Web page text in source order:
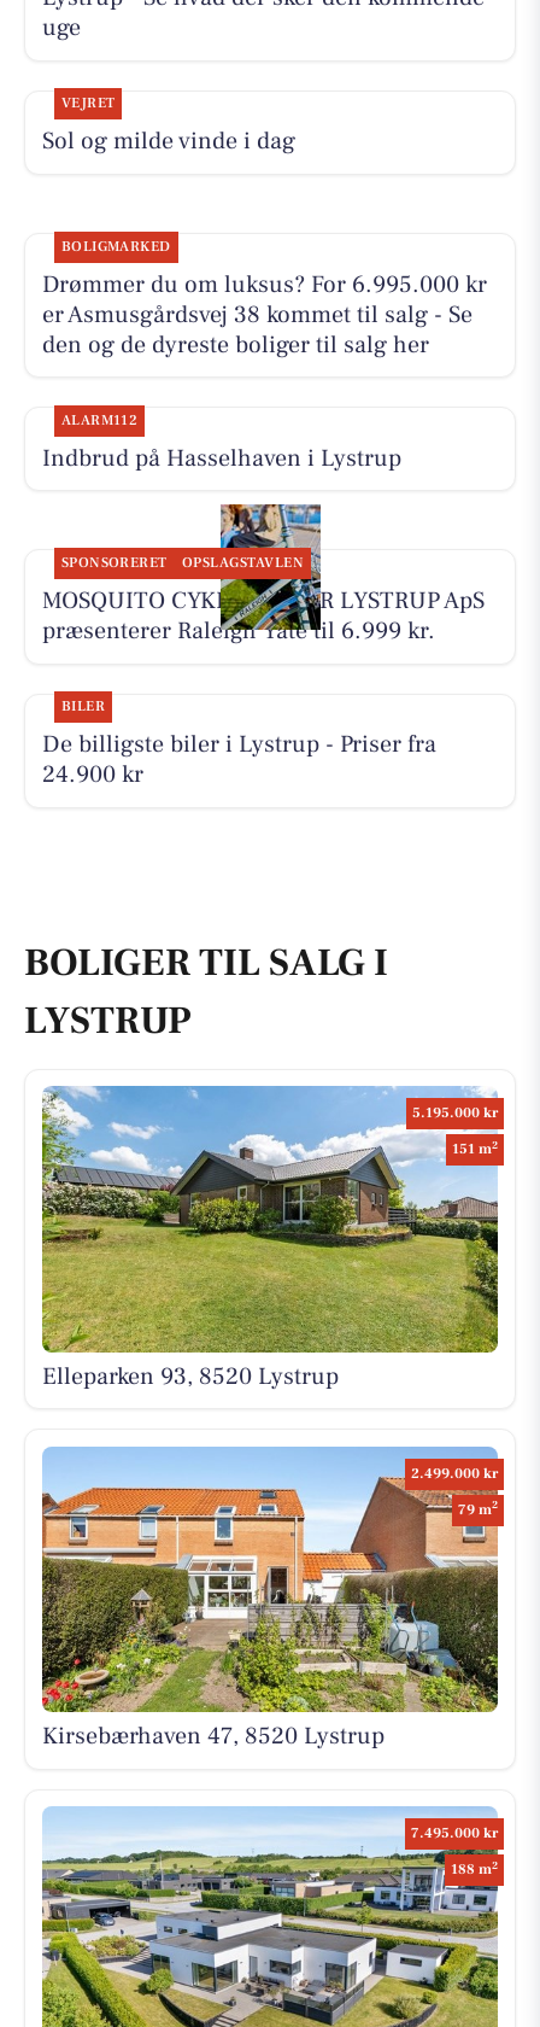
uge
VEJRET
Sol og milde vinde i dag
BOLIGMARKED
Drømmer du om luksus? For 6.995.000 kr
er Asmusgårdsvej 38 kommet til salg - Se
den og de dyreste boliger til salg her
ALARM112
Indbrud på Hasselhaven i Lystrup
SPONSORERET OPSLAGSTAVLEN
MOSQUITO CYKELCENTER LYSTRUP ApS
præsenterer Raleigh Yate til 6.999 kr.
BILER
De billigste biler i Lystrup - Priser fra
24.900 kr
BOLIGER TIL SALG I
LYSTRUP
5.195.000 kr
151 m2
Elleparken 93, 8520 Lystrup
2.499.000 kr
79 m2
Kirsebærhaven 47, 8520 Lystrup
7.495.000 kr
188 m2